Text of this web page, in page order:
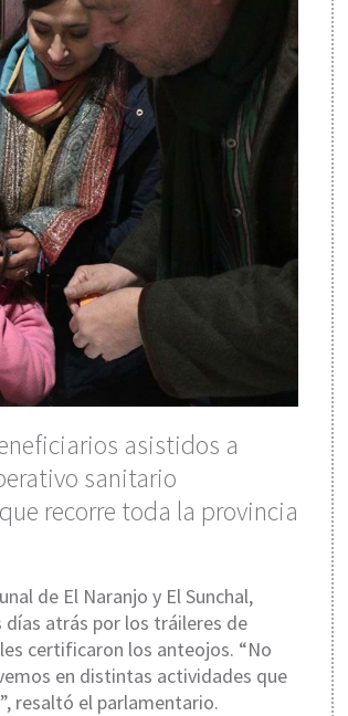
asistidos a
sanitario
recorre toda la provincia
de El Naranjo y El Sunchal,
días atrás por los tráileres de
certificaron los anteojos. “No
en distintas actividades que
resaltó el parlamentario.